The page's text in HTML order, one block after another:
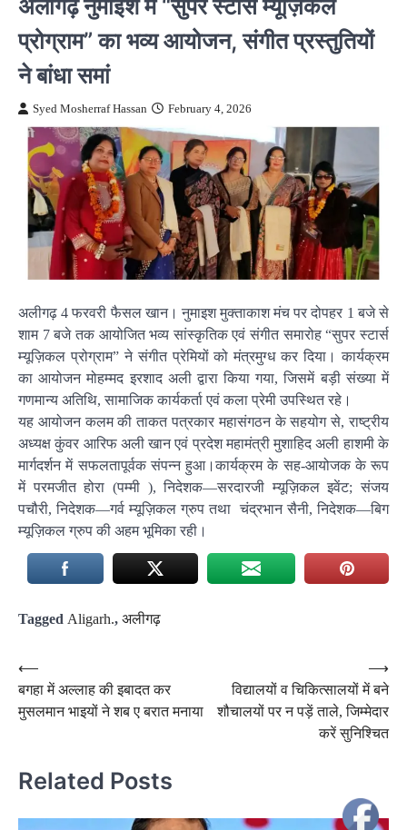
प्रोग्राम” का भव्य आयोजन, संगीत प्रस्तुतियों
ने बांधा समां
Syed Mosherraf Hassan February 4, 2026
अलीगढ़ 4 फरवरी फैसल खान। नुमाइश मुक्ताकाश मंच पर दोपहर 1 बजे से
शाम 7 बजे तक आयोजित भव्य सांस्कृतिक एवं संगीत समारोह “सुपर स्टार्स
म्यूज़िकल प्रोग्राम” ने संगीत प्रेमियों को मंत्रमुग्ध कर दिया। कार्यक्रम
का आयोजन मोहम्मद इरशाद अली द्वारा किया गया, जिसमें बड़ी संख्या में
गणमान्य अतिथि, सामाजिक कार्यकर्ता एवं कला प्रेमी उपस्थित रहे।
यह आयोजन कलम की ताकत पत्रकार महासंगठन के सहयोग से, राष्ट्रीय
अध्यक्ष कुंवर आरिफ अली खान एवं प्रदेश महामंत्री मुशाहिद अली हाशमी के
मार्गदर्शन में सफलतापूर्वक संपन्न हुआ।कार्यक्रम के सह-आयोजक के रूप
में परमजीत होरा (पम्मी ), निदेशक—सरदारजी म्यूज़िकल इवेंट; संजय
पचौरी, निदेशक—गर्व म्यूज़िकल ग्रुप तथा चंद्रभान सैनी, निदेशक—बिग
म्यूज़िकल ग्रुप की अहम भूमिका रही।
Tagged Aligarh., अलीगढ़
Post
navigation
⟵
बगहा में अल्लाह की इबादत कर
मुसलमान भाइयों ने शब ए बरात मनाया
विद्यालयों व चिकित्सालयों में बने
शौचालयों पर न पड़ें ताले, जिम्मेदार
करें सुनिश्चित
⟶
Related Posts